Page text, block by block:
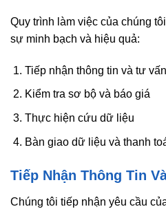
Quy trình làm việc của chúng
sự minh bạch và hiệu quả:
Tiếp nhận thông tin và tư vấn
Kiểm tra sơ bộ và báo giá
Thực hiện cứu dữ liệu
Bàn giao dữ liệu và thanh
Tiếp Nhận Thông Tin
Chúng tôi tiếp nhận yêu cầu